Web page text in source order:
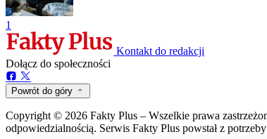
1
Kontakt do redakcji
Dołącz do społeczności
Powrót do góry
Copyright © 2026 Fakty Plus – Wszelkie prawa
odpowiedzialnością. Serwis Fakty Plus powstał z